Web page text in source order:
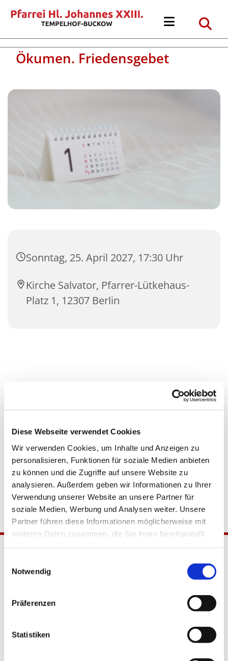
Diese Webseite verwendet Cookies
Wir verwenden Cookies, um Inhalte und Anzeigen zu
personalisieren, Funktionen für soziale Medien anbieten
zu können und die Zugriffe auf unsere Website zu
analysieren. Außerdem geben wir Informationen zu Ihrer
Verwendung unserer Website an unsere Partner für
soziale Medien, Werbung und Analysen weiter. Unsere
Partner führen diese Informationen möglicherweise mit
weiteren Daten zusammen, die Sie ihnen bereitgestellt
Notwendig
Präferenzen
Statistiken
Ökumen. Friedensgebet
Sonntag, 25. April 2027, 17:30 Uhr
Kirche Salvator, Pfarrer-Lütkehaus-
Platz 1, 12307 Berlin
Pfarrei Hl. Johannes XXIII.